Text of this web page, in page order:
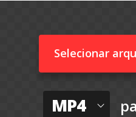
Selecionar
MP4